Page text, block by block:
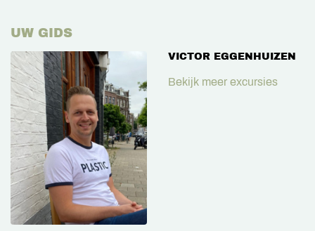
UW GIDS
VICTOR EGGENHUIZEN
Bekijk meer excursies